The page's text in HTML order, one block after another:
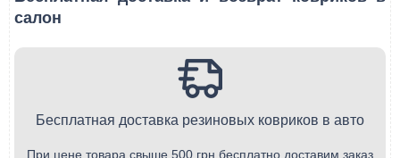
салон
Бесплатная доставка резиновых ковриков в авто
При цене товара свыше 500 грн бесплатно доставим заказ